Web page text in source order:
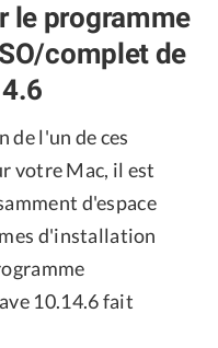
le programme
complet de
l'un de ces
votre Mac, il est
d'espace
d'installation
10.14.6 fait